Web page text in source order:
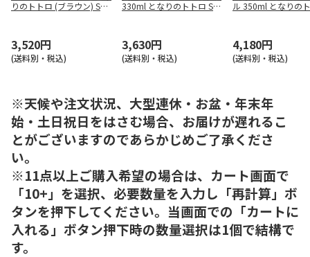
りのトトロ (ブラウン) STB
3,520円
(送料別・税込)
330ml となりのトトロ ST
3,630円
(送料別・税込)
ル 350ml となりの
4,180円
(送料別・税込)
※天候や注文状況、大型連休・お盆・年末年
始・土日祝日をはさむ場合、お届けが遅れるこ
とがございますのであらかじめご了承くださ
い。
※11点以上ご購入希望の場合は、カート画面で
「10+」を選択、必要数量を入力し「再計算」ボ
タンを押下してください。当画面での「カートに
入れる」ボタン押下時の数量選択は1個で結構で
す。